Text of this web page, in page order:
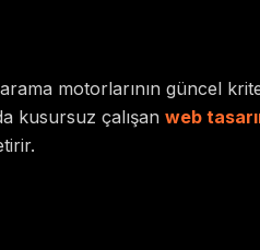
motorlarının güncel
kusursuz çalışanweb